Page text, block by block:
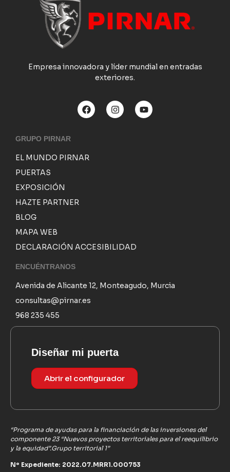
Empresa innovadora y líder mundial en entradas
exteriores.
GRUPO PIRNAR
EL MUNDO PIRNAR
PUERTAS
EXPOSICIÓN
HAZTE PARTNER
BLOG
MAPA WEB
DECLARACIÓN ACCESIBILIDAD
ENCUÉNTRANOS
Avenida de Alicante 12, Monteagudo, Murcia
consultas@pirnar.es
968 235 455
Diseñar mi puerta
Abrir el configurador
“Programa de ayudas para la financiación de las inversiones del
componente 23 “Nuevos proyectos territoriales para el reequilibrio
y la equidad”.Grupo territorial 1”
Nº Expediente: 2022.07.MRR1.000753